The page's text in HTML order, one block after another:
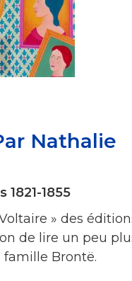
Nathalie
1855
» des
de lire un peu
Brontë.